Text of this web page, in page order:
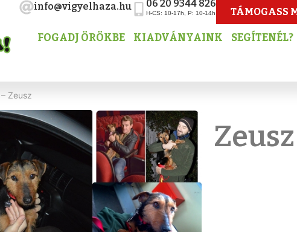
info@vigyelhaza.hu 06 20 9344 826
H-CS: 10-17h, P: 10-14h TÁMOGASS
FOGADJ ÖRÖKBE KIADVÁNYAINK SEGÍTENÉL?
– Zeusz
Zeusz